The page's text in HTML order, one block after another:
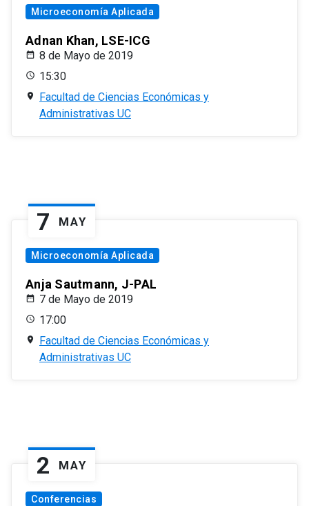
Microeconomía Aplicada
Adnan Khan, LSE-ICG
8 de Mayo de 2019
15:30
Facultad de Ciencias Económicas y
Administrativas UC
7 MAY
Microeconomía Aplicada
Anja Sautmann, J-PAL
7 de Mayo de 2019
17:00
Facultad de Ciencias Económicas y
Administrativas UC
2 MAY
Conferencias